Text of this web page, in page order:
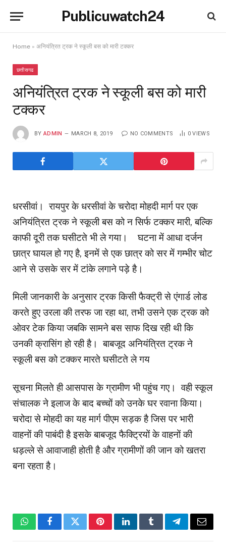
Publicuwatch24
Home » अनियंत्रित ट्रक ने स्कूली बस को मारी टक्कर
छत्तीसगढ
अनियंत्रित ट्रक ने स्कूली बस को मारी
टक्कर
BY ADMIN MARCH 8, 2019 NO COMMENTS 0VIEWS
धरसीवां। रायपुर के धरसीवां के चरोदा मोहदी मार्ग पर एक
अनियंत्रित ट्रक ने स्कूली बस को न सिर्फ टक्कर मारी, बल्कि
काफी दूरी तक घसीटते भी ले गया। घटना में आधा दर्जन
छात्र घायल हो गए है, इनमें से एक छात्र को सर में गम्भीर चोट
आने से उसके सर में टांके लगाने पड़े है।
मिली जानकारी के अनुसार ट्रक किसी फैक्ट्री से एंगार्ड लोड
करते हुए उरला की तरफ जा रहा था, तभी उसने एक ट्रक को
ओवर टेक किया जबकि सामने बस साफ दिख रही थी कि
उनकी क्रासिंग हो रही है। बाबजूद अनियंत्रित ट्रक ने
स्कूली बस को टक्कर मारते घसीटते ले गय
सूचना मिलते ही आसपास के ग्रामीण भी पहुंच गए। वही स्कूल
संचालक ने इलाज के बाद बच्चों को उनके घर रवाना किया।
चरोदा से मोहदी का यह मार्ग पीएम सड़क है जिस पर भारी
वाहनों की पाबंदी है इसके बाबजूद फैक्ट्रियों के वाहनों की
धड़ल्ले से आवाजाही होती है और ग्रामीणों की जान को खतरा
बना रहता है।
WhatsAppFacebookTwitterPinterestLinkedInTumblrTelegramEmail